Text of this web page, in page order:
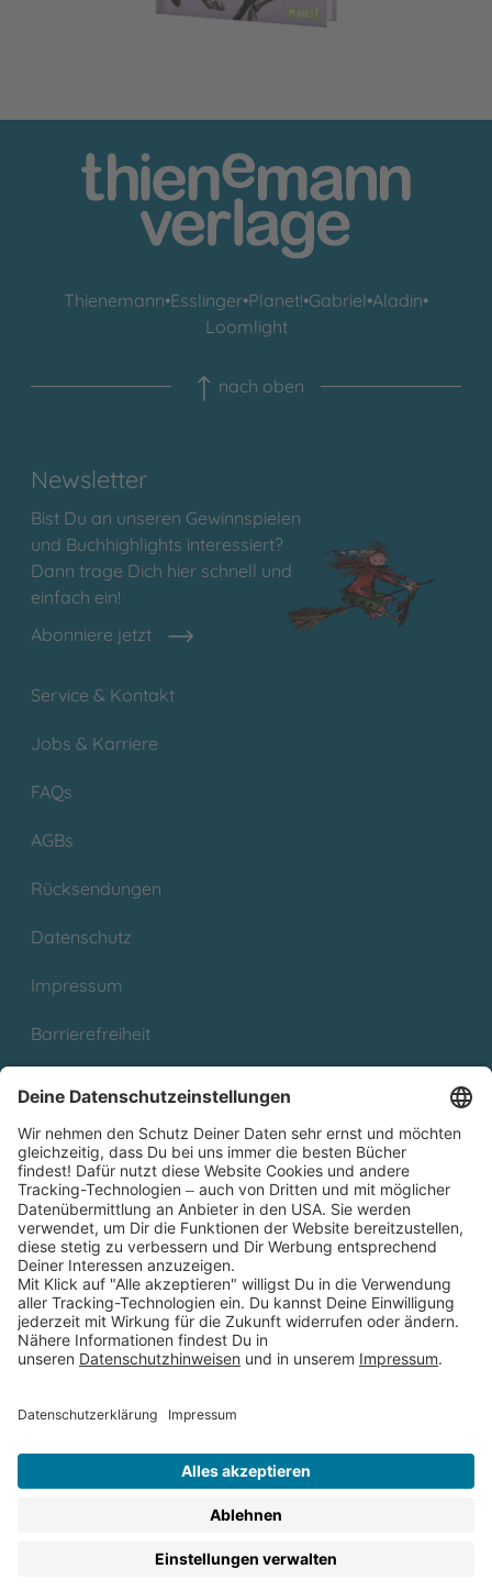
Thienemann•Esslinger•Planet!•Gabriel•Aladin•
Loomlight
nach oben
Newsletter
Bist Du an unseren Gewinnspielen
und Buchhighlights interessiert?
Dann trage Dich hier schnell und
einfach ein!
Abonniere jetzt
Service & Kontakt
Jobs & Karriere
FAQs
AGBs
Rücksendungen
Datenschutz
Impressum
Barrierefreiheit
Partnerprogramm (Affiliate)
Folge uns auf
* Versandkostenfrei ab 9,00 € Bestellwert innerhalb
Deutschlands
** Lieferzeit 1-3 Werktage innerhalb Deutschlands
Thienemann-Esslinger Verlag GmbH, Blumenstraße 36, D-70182